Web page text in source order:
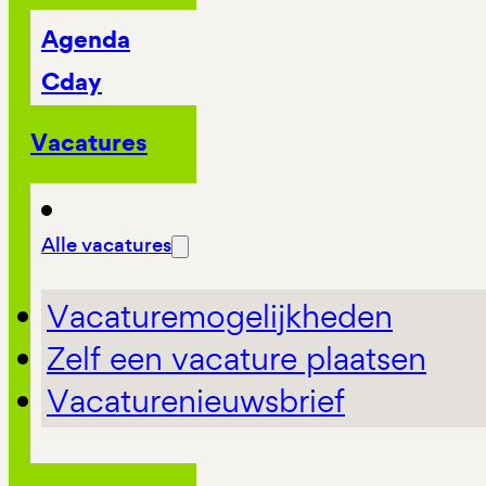
Agenda
Cday
Vacatures
Alle vacatures
Vacaturemogelijkheden
Zelf een vacature plaatsen
Vacaturenieuwsbrief